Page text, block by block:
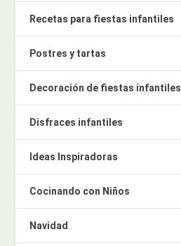
Recetas para fiestas infantiles
Postres y tartas
Decoración de fiestas infantiles
Disfraces infantiles
Ideas Inspiradoras
Cocinando con Niños
Navidad